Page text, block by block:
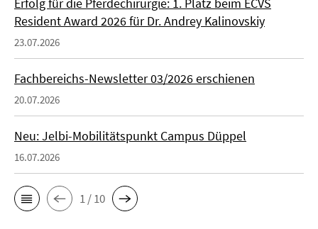
Erfolg für die Pferdechirurgie: 1. Platz beim ECVS
Resident Award 2026 für Dr. Andrey Kalinovskiy
23.07.2026
Fachbereichs-Newsletter 03/2026 erschienen
20.07.2026
Neu: Jelbi-Mobilitätspunkt Campus Düppel
16.07.2026
1 / 10